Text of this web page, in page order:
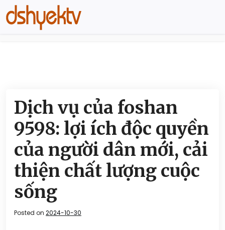
Dịch vụ của foshan
9598: lợi ích độc quyền
của người dân mới, cải
thiện chất lượng cuộc
sống
Posted on 2024-10-30